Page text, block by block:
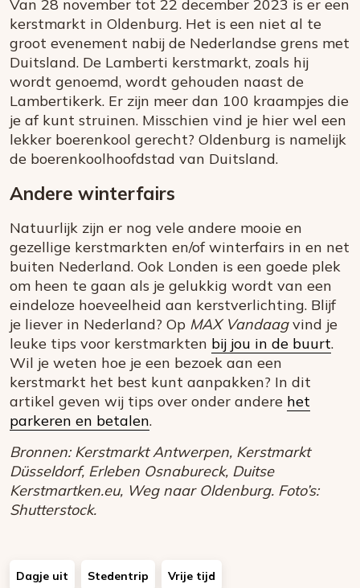
Van 28 november tot 22 december 2023 is er een
kerstmarkt in Oldenburg. Het is een niet al te
groot evenement nabij de Nederlandse grens met
Duitsland. De Lamberti kerstmarkt, zoals hij
wordt genoemd, wordt gehouden naast de
Lambertikerk. Er zijn meer dan 100 kraampjes die
je af kunt struinen. Misschien vind je hier wel een
lekker boerenkool gerecht? Oldenburg is namelijk
de boerenkoolhoofdstad van Duitsland.
Andere winterfairs
Natuurlijk zijn er nog vele andere mooie en
gezellige kerstmarkten en/of winterfairs in en net
buiten Nederland. Ook Londen is een goede plek
om heen te gaan als je gelukkig wordt van een
eindeloze hoeveelheid aan kerstverlichting. Blijf
je liever in Nederland? Op MAX Vandaagvind je
leuke tips voor kerstmarkten bij jou in de buurt.
Wil je weten hoe je een bezoek aan een
kerstmarkt het best kunt aanpakken? In dit
artikel geven wij tips over onder andere het
parkeren en betalen.
Bronnen: Kerstmarkt Antwerpen, Kerstmarkt
Düsseldorf, Erleben Osnabureck, Duitse
Kerstmartken.eu, Weg naar Oldenburg. Foto’s:
Shutterstock.
Dagje uit Stedentrip Vrije tijd